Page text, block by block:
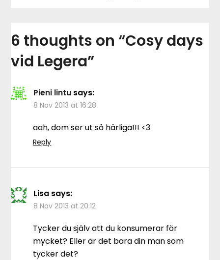
6 thoughts on “Cosy days
vid Legera”
Pieni lintu says:
8 Nov 2013 at 16:28
aah, dom ser ut så härliga!!! <3
Reply
Lisa says:
8 Nov 2013 at 20:12
Tycker du själv att du konsumerar för
mycket? Eller är det bara din man som
tycker det?